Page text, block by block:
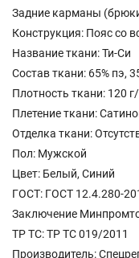
Задние карманы
Конструкция: Пояс со
Название ткани: Ти-Си
Состав ткани: 65% пэ,
Плотность ткани: 120
Плетение ткани:
Отделка ткани:
Пол: Мужской
Цвет: Белый, Синий
ГОСТ: ГОСТ 12.4.280-
Заключение
ТР ТС: ТР ТС 019/2011
Производитель: